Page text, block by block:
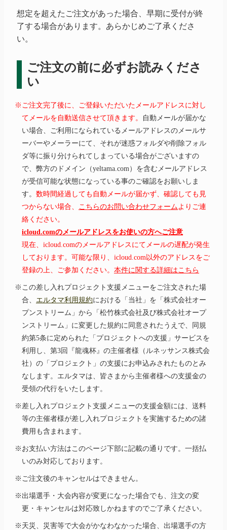
想定を超えたご注文があった場合、早期に受付が終
了する場合があります。あらかじめご了承くださ
い。
ご注文の前に必ずお読みくださ
い
※ご注文完了後に、ご登録いただいたメールアドレスに対し
てメールを自動送信させて頂きます。
自動メールが届かな
い場合、ご利用になられているメールアドレスのメールサ
ーバーやメーラーにて、それが迷惑フォルダや削除フォル
ダ等に振り分けられてしまっている場合がございますの
で、弊方のドメイン（yeltama.com）を含むメールアドレス
が受信可能な状態になっている事のご確認をお願いしま
す。 数時間経過しても自動メールが届かず、確認しても見
つからない場合、
こちらのお問い合わせフォーム よりご連
絡ください。
icloud.comのメールアドレスをお使いの方へご注意
現在、icloud.comのメールアドレスにてメールの遅配が発生
しております。可能な限り、icloud.com以外のアドレスをご
登録の上、ご参加ください。 本件に関する詳細はこちら
※この差し入れプロジェクト支援メニューをご注文された場
合、 エルタマ利用規約における「当社」を「株式会社オー
プンストリーム」から「松竹株式会社及び株式会社オープ
ンストリーム」に変更した規約に同意されたうえで、同規
約第5条に定められた「プロジェクトへの支援」サービスを
利用し、第3回『龍魂杯』の主催者様（ルネッサンス株式会
社）の「プロジェクト」の支援にお申込みされたものとみ
なします。エルタマは、皆さまから主催者様への支援金の
受領の代行をいたします。
※差し入れプロジェクト支援メニューの支援金額には、送料
等の主催者様が差し入れプロジェクトを実施するための諸
費用も含まれます。
※お支払い方法はこのページ下部に記載の通りです。一括払
いのみ対応しております。
※ご注文後のキャンセルはできません。
※出場選手・大会内容が変更になった場合でも、注文の変
更・キャンセルは対応致しかねますのでご了承ください。
※天災、災害等で大会がかなわなかった場合、出場選手の方